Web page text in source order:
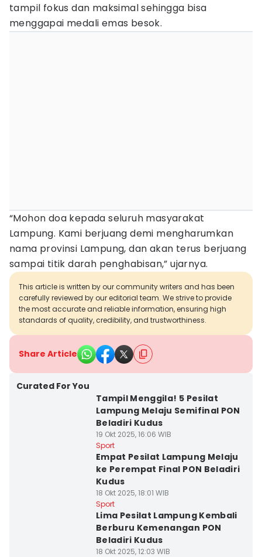
tampil fokus dan maksimal sehingga bisa
menggapai medali emas besok.
“Mohon doa kepada seluruh masyarakat
Lampung. Kami berjuang demi mengharumkan
nama provinsi Lampung, dan akan terus berjuang
sampai titik darah penghabisan,” ujarnya.
This article is written by our community writers and has been
carefully reviewed by our editorial team. We strive to provide
the most accurate and reliable information, ensuring high
standards of quality, credibility, and trustworthiness.
Share Article
Curated For You
Tampil Menggila! 5 Pesilat
Lampung Melaju Semifinal PON
Beladiri Kudus
19 Okt 2025, 16:06 WIB
Sport
Empat Pesilat Lampung Melaju
ke Perempat Final PON Beladiri
Kudus
18 Okt 2025, 18:01 WIB
Sport
Lima Pesilat Lampung Kembali
Berburu Kemenangan PON
Beladiri Kudus
18 Okt 2025, 12:03 WIB